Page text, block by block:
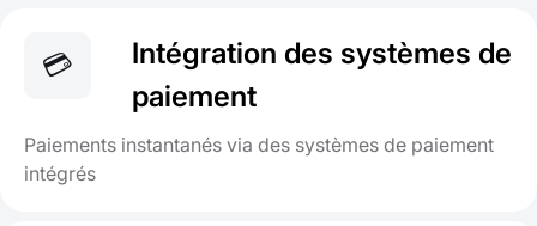
💳
Intégration des systèmes de
paiement
Paiements instantanés via des systèmes de paiement
intégrés